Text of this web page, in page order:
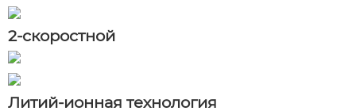
2-скоростной
Литий-ионная технология